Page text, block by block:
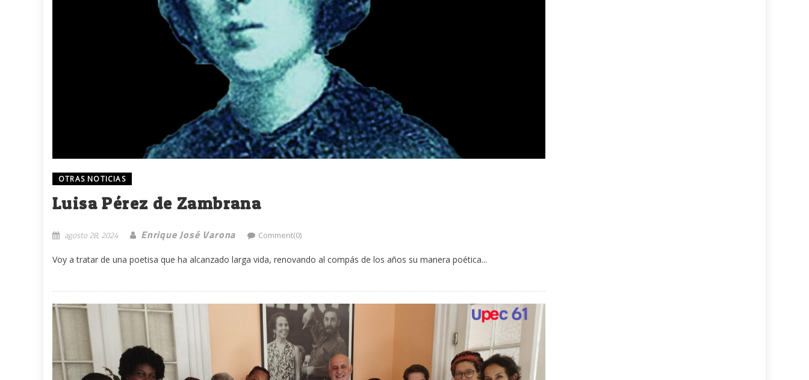
OTRAS NOTICIAS
Luisa Pérez de Zambrana
agosto 28, 2024 Enrique José Varona Comment(0)
Voy a tratar de una poetisa que ha alcanzado larga vida, renovando al compás de los años su manera poética...